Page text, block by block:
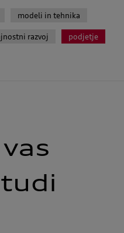
modeli in tehnika
razvoj podjetje